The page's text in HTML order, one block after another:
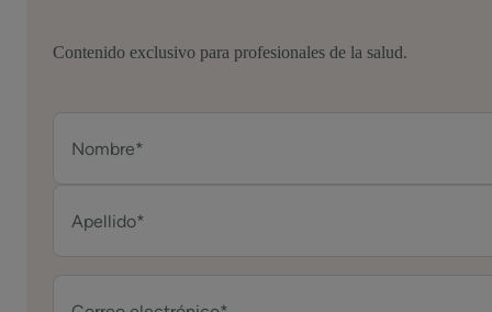
Contenido exclusivo para profesionales de la salud.